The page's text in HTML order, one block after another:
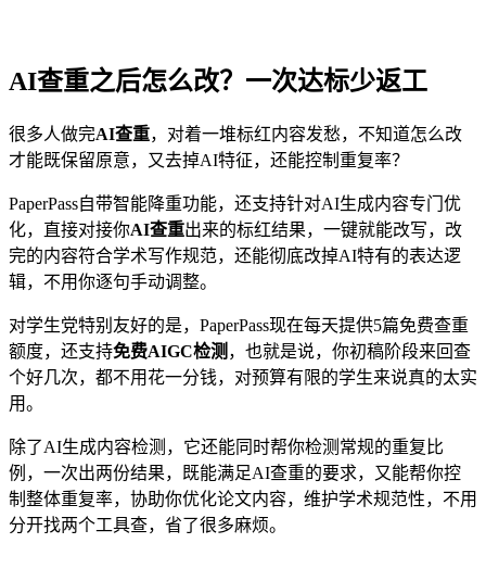
AI查重之后怎么改？一次达标少返工
很多人做完AI查重，对着一堆标红内容发愁，不知道怎么改
才能既保留原意，又去掉AI特征，还能控制重复率？
PaperPass自带智能降重功能，还支持针对AI生成内容专门优
化，直接对接你AI查重出来的标红结果，一键就能改写，改
完的内容符合学术写作规范，还能彻底改掉AI特有的表达逻
辑，不用你逐句手动调整。
对学生党特别友好的是，PaperPass现在每天提供5篇免费查重
额度，还支持免费AIGC检测 ，也就是说，你初稿阶段来回查
个好几次，都不用花一分钱，对预算有限的学生来说真的太实
用。
除了AI生成内容检测，它还能同时帮你检测常规的重复比
例，一次出两份结果，既能满足AI查重的要求，又能帮你控
制整体重复率，协助你优化论文内容，维护学术规范性，不用
分开找两个工具查，省了很多麻烦。